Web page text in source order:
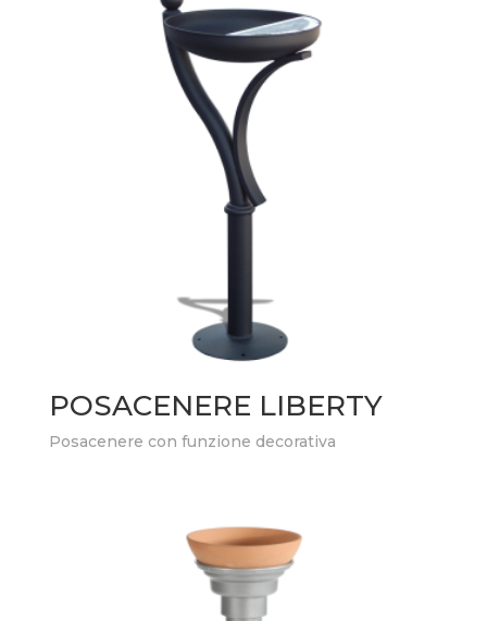
POSACENERE LIBERTY
Posacenere con funzione decorativa